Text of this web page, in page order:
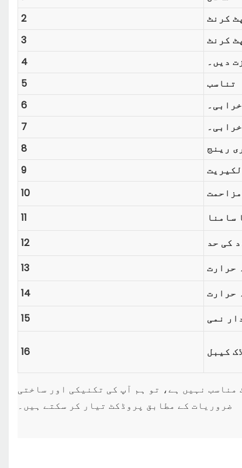
2
کرنٹ
3
کرنٹ
4
دیں۔
5 تناسب
6
خرابی۔
7 خرابی۔
8 رینج
9 لکیریت
10
11
سامنا
12
کی حد
13 حرارت
14 حرارت
15 نمی
16 کیبل
مناسب نہیں ہے، تو ہم آپ کی تکنیکی اور ساختی
ضروریات کے مطابق پروڈکٹ تیار کر سکتے ہیں۔